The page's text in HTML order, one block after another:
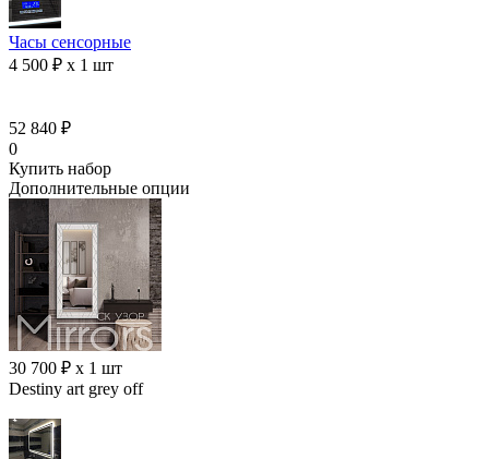
Часы сенсорные
4 500 ₽ x 1 шт
52 840 ₽
0
Купить набор
Дополнительные опции
30 700 ₽ x 1 шт
Destiny art grey off